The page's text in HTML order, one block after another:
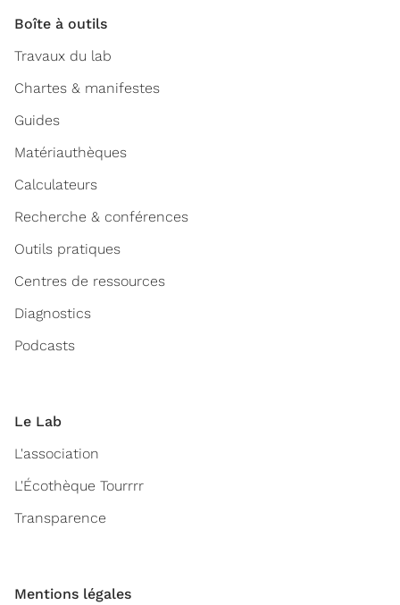
Boîte à outils
Travaux du lab
Chartes & manifestes
Guides
Matériauthèques
Calculateurs
Recherche & conférences
Outils pratiques
Centres de ressources
Diagnostics
Podcasts
Le Lab
L'association
L'Écothèque Tourrrr
Transparence
Mentions légales